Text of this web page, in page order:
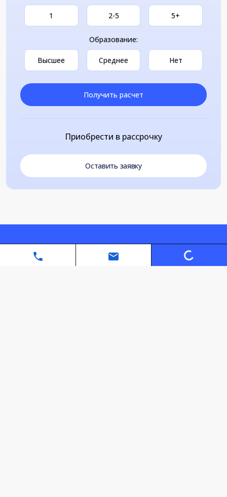
Loading...
1 2-5 5+
Образование:
Высшее Среднее Нет
Получить расчет
Приобрести в рассрочку
Оставить заявку
Автономная некоммерческая организация дополнительного